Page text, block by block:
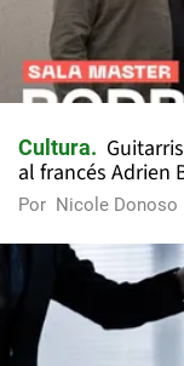
Cultura
al francés Adrien
Por Nicole Donoso